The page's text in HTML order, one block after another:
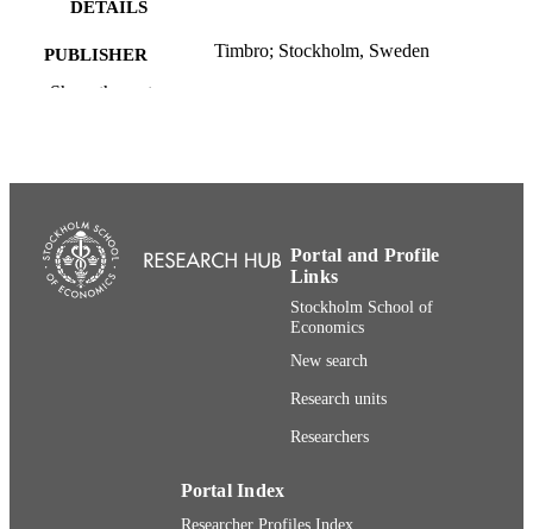
DETAILS
PUBLISHER Timbro; Stockholm, Sweden
RESOURCE
TYPE
Show the rest
Portal and Profile
Links
Stockholm School of
Economics
New search
Research units
Researchers
Portal Index
Researcher Profiles Index